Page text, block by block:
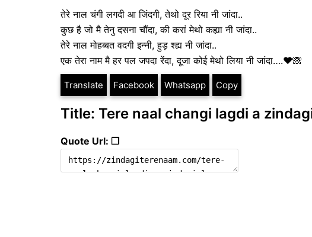
तेरे नाल चंगी लगदी आ जिंदगी, तेथो दूर रिया नी जांदा..
कुछ है जो मै तेनु दसना चौंदा, की करां मेथो कह्या नी जांदा..
तेरे नाल मोहब्बत वदगी इन्नी, हुड़ श्ह्य नी जांदा..
एक तेरा नाम मै हर पल जपदा रेंदा, दूजा कोई मेथो लिया नी जांदा….❤🙈
Translate Facebook Whatsapp Copy
Title: Tere naal changi lagdi a
Quote Url: ❐